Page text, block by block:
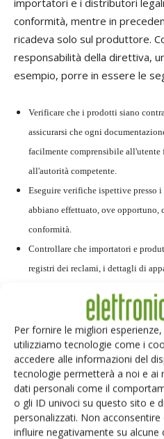
Per fornire le migliori
utilizziamo tecnologie come i
accedere alle informazioni del
tecnologie permetterà a noi e ai
dati personali come il
o gli ID univoci su questo sito e
personalizzati. Non
influire negativamente su alcune
importatori e i distributori
conformità, mentre in
ricadeva solo sul produttore.
responsabilità della direttiva,
esempio, porre in essere le
Verificare che i prodotti siano
assicurarsi che ogni
facilmente comprensibile all'utente
all'autorità competente.
Eseguire verifiche ispettive presso
abbiano effettuato, ove opportuno,
conformità.
Controllare che importatori e
registri dei reclami, i dettagli di
Controllare i prodotti per
(ossia, recanti tipo, numero di lotto
Qualora si riscontrino prodotti non
primi a dover decidere se tali
affermativo, devono provvedere a
competenti nazionali. La
documentata.